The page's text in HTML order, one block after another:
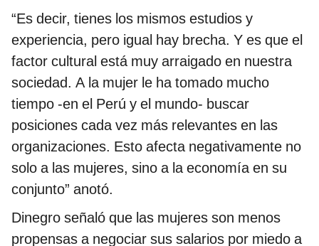
“Es decir, tienes los mismos estudios y
experiencia, pero igual hay brecha. Y es que el
factor cultural está muy arraigado en nuestra
sociedad. A la mujer le ha tomado mucho
tiempo -en el Perú y el mundo- buscar
posiciones cada vez más relevantes en las
organizaciones. Esto afecta negativamente no
solo a las mujeres, sino a la economía en su
conjunto” anotó.
Dinegro señaló que las mujeres son menos
propensas a negociar sus salarios por miedo a